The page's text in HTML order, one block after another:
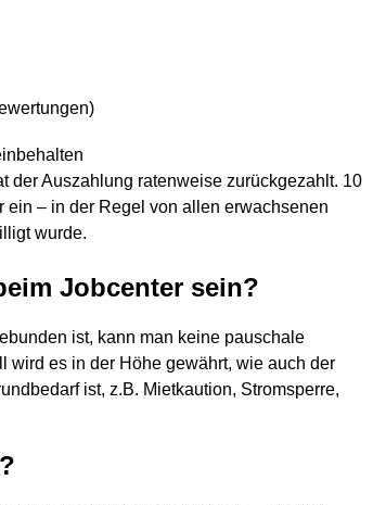
)
der Auszahlung ratenweise zurückgezahlt. 10
– in der Regel von allen erwachsenen
wurde.
Jobcenter sein?
ist, kann man keine pauschale
wird es in der Höhe gewährt, wie auch der
ist, z.B. Mietkaution, Stromsperre,